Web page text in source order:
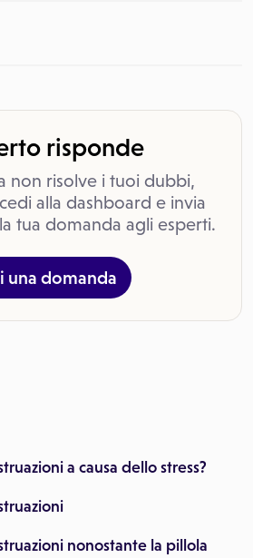
risponde
non risolve i tuoi dubbi,
alla dashboard e invia
tua domanda agli esperti.
una domanda
a causa dello stress?
nonostante la pillola